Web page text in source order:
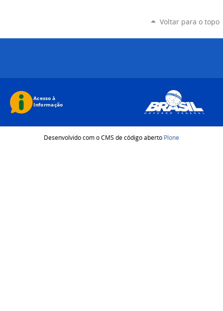
Voltar para o topo
Desenvolvido com o CMS de código aberto Plone